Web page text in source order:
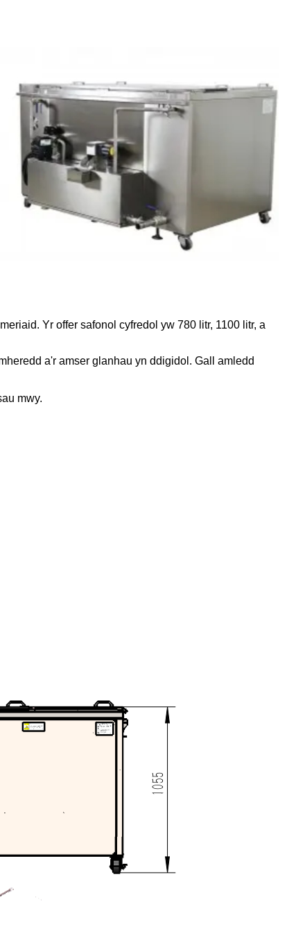
Yr offer safonol cyfredol yw 780 litr, 1100 litr, a
a'r amser glanhau yn ddigidol. Gall amledd
mwy.